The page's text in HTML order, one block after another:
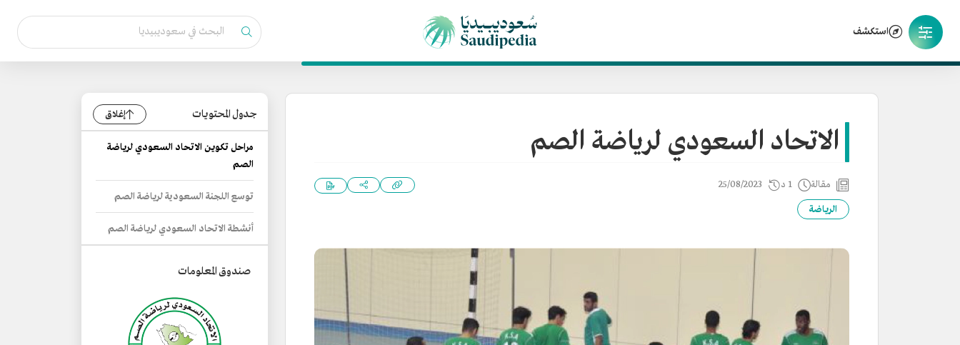
استكشف
الاتحاد السعودي لرياضة الصم
مقالة 1 د 25/08/2023
الرياضة
جدول المحتويات إغلاق
مراحل تكوين الاتحاد السعودي لرياضة
الصم
توسع اللجنة السعودية لرياضة الصم
أنشطة الاتحاد السعودي لرياضة الصم
صندوق المعلومات